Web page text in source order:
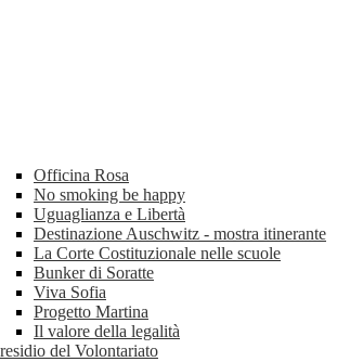
Officina Rosa
No smoking be happy
Uguaglianza e Libertà
Destinazione Auschwitz - mostra itinerante
La Corte Costituzionale nelle scuole
Bunker di Soratte
Viva Sofia
Progetto Martina
Il valore della legalità
del Volontariato